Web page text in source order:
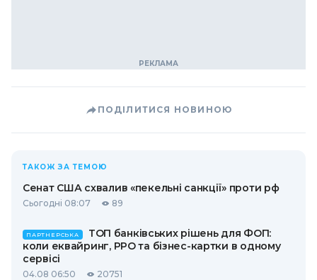
ПОДІЛИТИСЯ НОВИНОЮ
ТАКОЖ ЗА ТЕМОЮ
Сенат США схвалив «пекельні санкції» проти рф
Сьогодні 08:07 89
ПАРТНЕРСЬКА
ТОП банківських рішень для ФОП:
коли еквайринг, РРО та бізнес-картки в одному
сервісі
04.08 06:50 20751